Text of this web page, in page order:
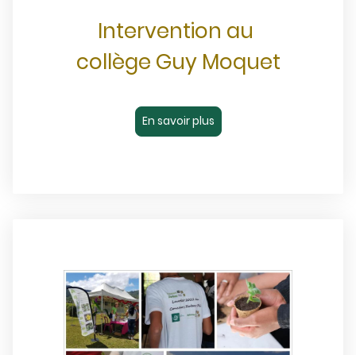
Intervention au
collège Guy Moquet
En savoir plus